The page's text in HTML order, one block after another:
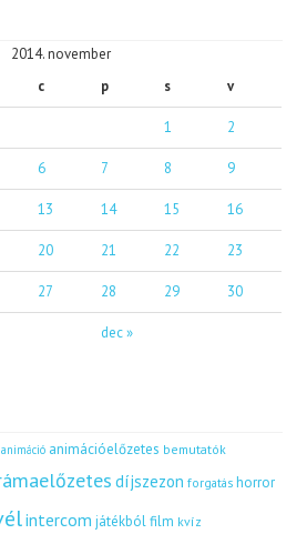
2014. november
c p s v
dec »
1 2
6 7 8 9
13 14 15 16
20 21 22 23
27 28 29 30
animáció animációelőzetes bemutatók
díjszezon forgatás horror
intercom játékból film kvíz